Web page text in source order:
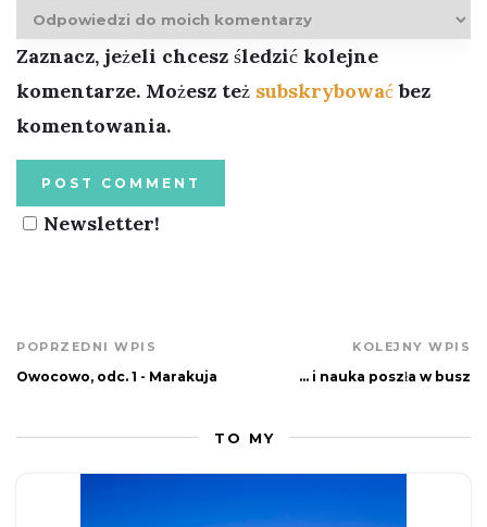
Zaznacz, jeżeli chcesz śledzić kolejne
komentarze. Możesz też subskrybowaćbez
komentowania.
Newsletter!
POPRZEDNI WPIS
Owocowo, odc. 1 - Marakuja
KOLEJNY WPIS
... i nauka poszła w busz
TO MY